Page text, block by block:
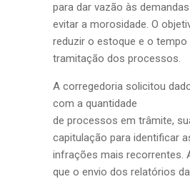
para dar vazão às
evitar a morosidade. O
reduzir o estoque e o tempo
tramitação dos processos.
A corregedoria solicitou
com a quantidade
de processos em trâmite,
capitulação para identificar
infrações mais recorrentes.
que o envio dos relatórios